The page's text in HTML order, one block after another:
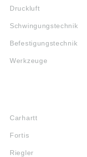
Druckluft
Schwingungstechnik
Befestigungstechnik
Werkzeuge
Carhartt
Fortis
Riegler